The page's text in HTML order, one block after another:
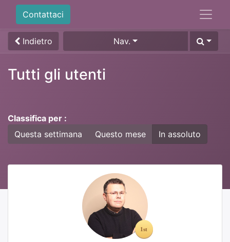
Contattaci
Indietro Nav.
Tutti gli utenti
Classifica per :
Questa settimana
Questo mese In assoluto